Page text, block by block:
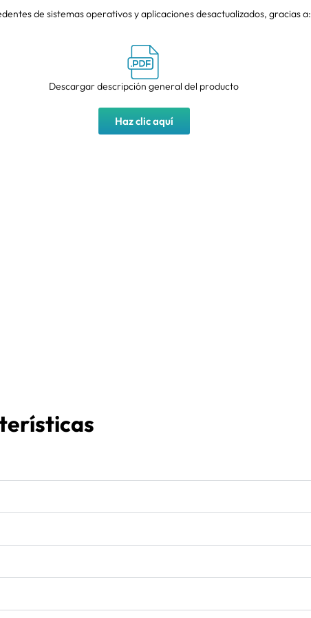
de sistemas operativos y aplicaciones desactualizados, gracias a:
Descargar descripción general del producto
Haz clic aquí